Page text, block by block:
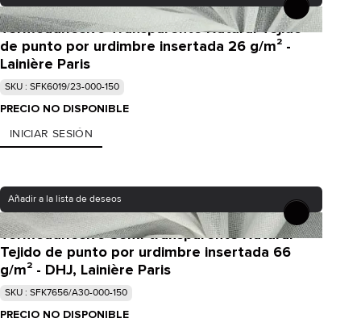
Termoadhesivo Transparente Natural Tejido
de punto por urdimbre insertada 26 g/m² -
Lainière Paris
SKU : SFK6019/23-000-150
PRECIO NO DISPONIBLE
INICIAR SESIÓN
Añadir a la lista de deseos
Termoadhesivo Semi-transparente Natural
Tejido de punto por urdimbre insertada 66
g/m² - DHJ, Lainière Paris
SKU : SFK7656/A30-000-150
PRECIO NO DISPONIBLE